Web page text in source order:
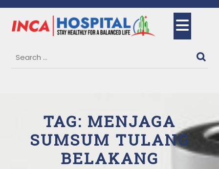
content
TAG: MENJAGA
SUMSUM TULANG
BELAKANG